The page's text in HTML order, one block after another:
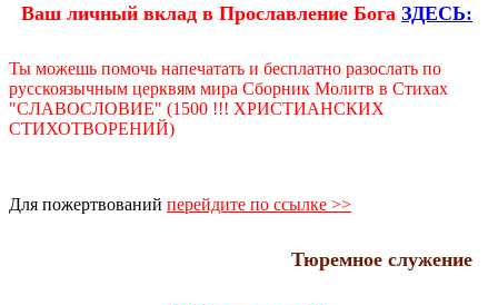
Ваш личный вклад в Прославление Бога ЗДЕСЬ:
Ты можешь помочь напечатать и бесплатно разослать по
русскоязычным церквям мира Сборник Молитв в Стихах
"СЛАВОСЛОВИЕ" (1500 !!! ХРИСТИАНСКИХ
СТИХОТВОРЕНИЙ)
Для пожертвований перейдите по ссылке >>
Тюремное служение